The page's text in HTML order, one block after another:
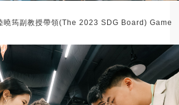
曉筠副教授帶領(The 2023 SDG Board) Game